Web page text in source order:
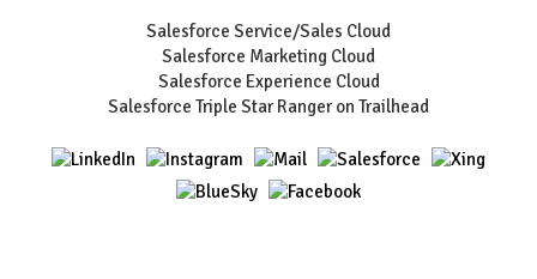
Salesforce Service/Sales Cloud
Salesforce Marketing Cloud
Salesforce Experience Cloud
Salesforce Triple Star Ranger on Trailhead